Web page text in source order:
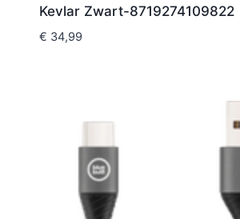
Kevlar Zwart-8719274109822
€ 34,99